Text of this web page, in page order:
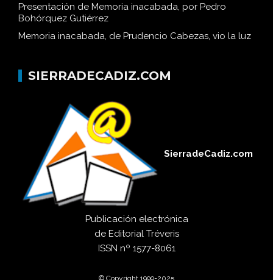
Presentación de Memoria inacabada, por Pedro
Bohórquez Gutiérrez
Memoria inacabada, de Prudencio Cabezas, vio la luz
SIERRADECADIZ.COM
SierradeCadiz.com
Publicación electrónica
de Editorial Tréveris
ISSN nº 1577-8061
© Copyright 1999-2025